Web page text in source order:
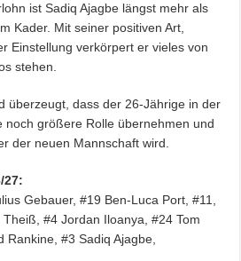
ist Sadiq Ajagbe längst mehr als
Kader. Mit seiner positiven Art,
Einstellung verkörpert er vieles von
stehen.
überzeugt, dass der 26-Jährige in der
noch größere Rolle übernehmen und
der neuen Mannschaft wird.
27:
Gebauer, #19 Ben-Luca Port, #11,
#4 Jordan Iloanya, #24 Tom
Rankine, #3 Sadiq Ajagbe,